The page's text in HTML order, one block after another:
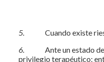
5. Cuando existe
6. Ante un estado
privilegio terapéutico: